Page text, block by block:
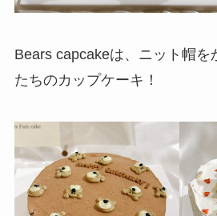
Bears capcakeは、ニット帽を
たちのカップケーキ！